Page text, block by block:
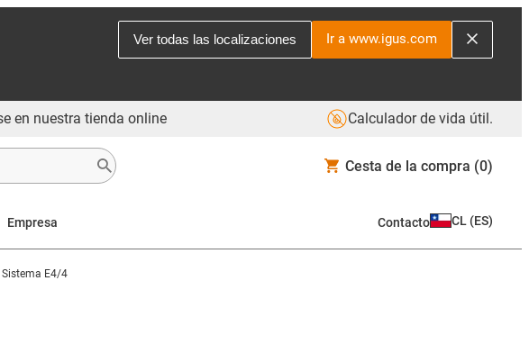
Ver todas las localizaciones Ir a www.igus.com
en nuestra tienda online Calculador de vida útil.
Cesta de la compra (0)
Empresa Contacto CL (ES)
Sistema E4/4